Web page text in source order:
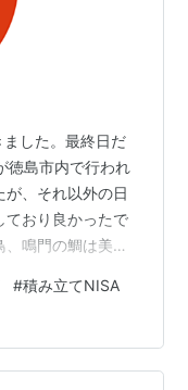
した。最終日だ
徳島市内で行われ
、それ以外の日
ており良かったで
鳴門の鯛は美味
第一次世界大戦
作ったとされる
末のポートフォ
調で過去最高値を
#積み立てNISA